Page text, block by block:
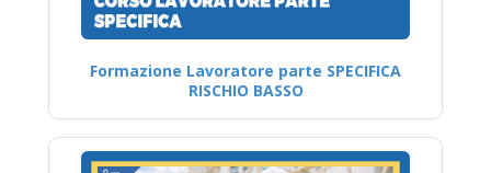
Formazione Lavoratore parte SPECIFICA
RISCHIO BASSO